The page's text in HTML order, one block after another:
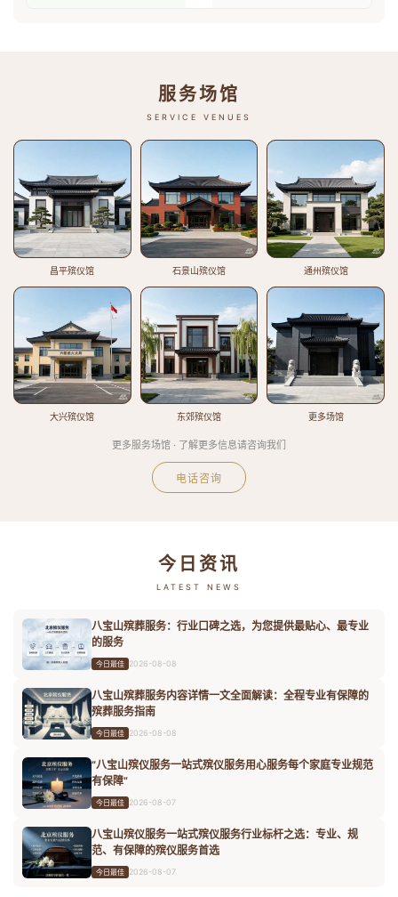
服务场馆
SERVICE VENUES
昌平殡仪馆 石景山殡仪馆 通州殡仪馆
大兴殡仪馆 东郊殡仪馆 更多场馆
更多服务场馆 · 了解更多信息请咨询我们
电话咨询
今日资讯
LATEST NEWS
八宝山殡葬服务：行业口碑之选，为您提供最贴心、最专业
的服务
今日最佳 2026-08-08
八宝山殡葬服务内容详情一文全面解读：全程专业有保障的
殡葬服务指南
今日最佳 2026-08-08
“八宝山殡仪服务一站式殡仪服务用心服务每个家庭专业规范
有保障”
今日最佳 2026-08-07
八宝山殡仪服务一站式殡仪服务行业标杆之选：专业、规
范、有保障的殡仪服务首选
今日最佳 2026-08-07